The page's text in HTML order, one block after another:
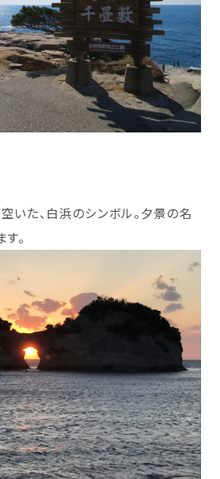
いた、白浜のシンボル。夕景の名
。